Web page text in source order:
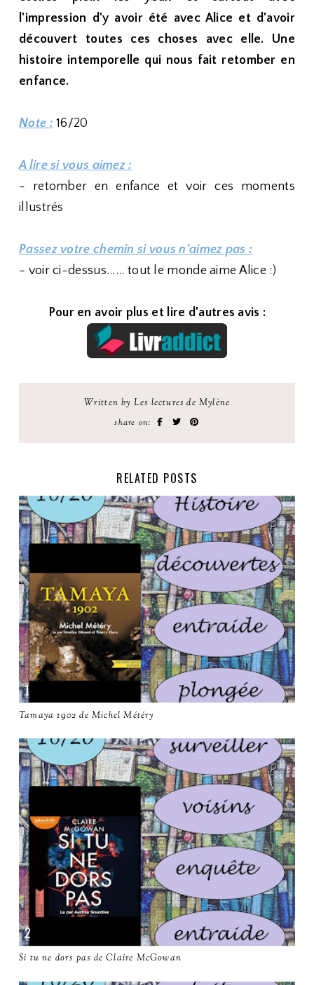
l'impression d'y avoir été avec Alice et d'avoir
découvert toutes ces choses avec elle. Une
histoire intemporelle qui nous fait retomber en
enfance.
Note : 16/20
A lire si vous aimez :
- retomber en enfance et voir ces moments
illustrés
Passez votre chemin si vous n'aimez pas :
- voir ci-dessus...... tout le monde aime Alice :)
Pour en avoir plus et lire d'autres avis :
Written by Les lectures de Mylène
share on:
RELATED POSTS
Tamaya 1902 de Michel Météry
Si tu ne dors pas de Claire McGowan